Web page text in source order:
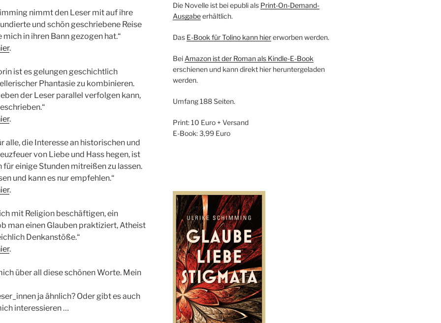
nimmt den Leser mit auf ihre
und schön geschriebene Reise
in ihren Bann gezogen hat.“
.
ist es gelungen geschichtlich
Phantasie zu kombinieren.
der Leser parallel verfolgen kann,
.
alle, die Interesse an historischen und
von Liebe und Hass hegen, ist
einige Stunden mitreißen zu lassen.
und kann es nur empfehlen.“
.
mit Religion beschäftigen, ein
man einen Glauben praktiziert, Atheist
Denkanstöße.“
.
über all diese schönen Worte. Mein
ja ähnlich? Oder gibt es auch
interessieren …
Die Novelle ist bei epubli als Print-On-Demand-
Ausgabeerhältlich.
Das E-Book für Tolino kann hiererworben werden.
Bei Amazon ist der Roman als Kindle-E-Book
erschienen und kann direkt hier heruntergeladen
werden.
Umfang 188 Seiten.
Print: 10 Euro + Versand
E-Book: 3,99 Euro